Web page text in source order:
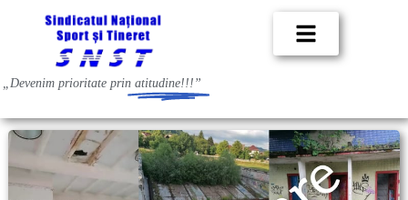
„Devenim prioritate prin atitudine!!!”